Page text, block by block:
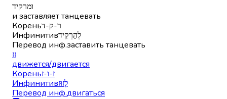
ומרקיד
и заставляет танцевать
Кореньר-ק-ד
Инфинитивלְהַרְקִיד
Перевод инф.заставить танцевать
זז
движется/двигается
Кореньז-ו-ז
Инфинитивלָזוּז
Перевод инф.двигаться